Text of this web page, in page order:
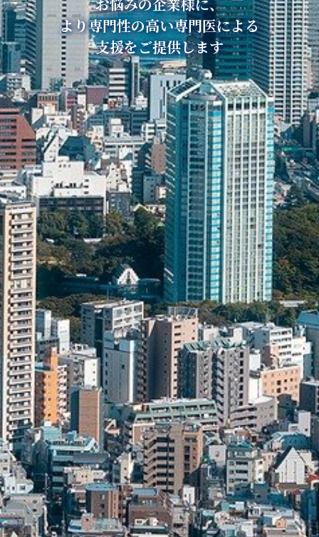
お悩みの企業様に、
より専門性の高い専門医による
支援をご提供します
お悩みの企業様に、
より専門性の高い専門医による
支援をご提供します